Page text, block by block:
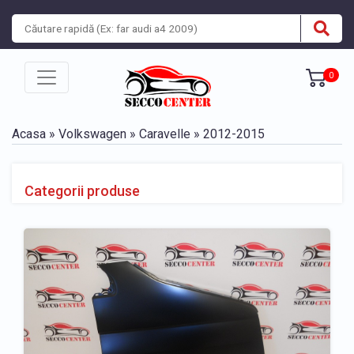
0
Acasa » Volkswagen » Caravelle » 2012-2015
Categorii produse
BARA, BANDOURI, GRILE
» Bara fata Volkswagen Caravelle 2012-2015
» Bandou bara fata Volkswagen Caravelle 2012-2015
» Bandou bara spate Volkswagen Caravelle 2012-2015
» Bara spate Volkswagen Caravelle 2012-2015
» Grila bara fata Volkswagen Caravelle 2012-2015